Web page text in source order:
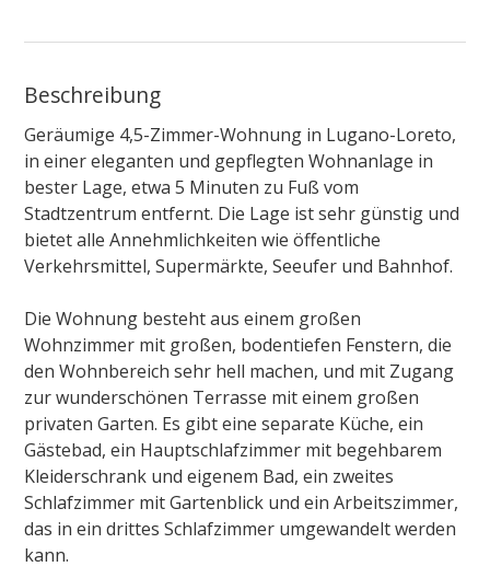
Beschreibung
Geräumige 4,5-Zimmer-Wohnung in Lugano-Loreto,
in einer eleganten und gepflegten Wohnanlage in
bester Lage, etwa 5 Minuten zu Fuß vom
Stadtzentrum entfernt. Die Lage ist sehr günstig und
bietet alle Annehmlichkeiten wie öffentliche
Verkehrsmittel, Supermärkte, Seeufer und Bahnhof.
Die Wohnung besteht aus einem großen
Wohnzimmer mit großen, bodentiefen Fenstern, die
den Wohnbereich sehr hell machen, und mit Zugang
zur wunderschönen Terrasse mit einem großen
privaten Garten. Es gibt eine separate Küche, ein
Gästebad, ein Hauptschlafzimmer mit begehbarem
Kleiderschrank und eigenem Bad, ein zweites
Schlafzimmer mit Gartenblick und ein Arbeitszimmer,
das in ein drittes Schlafzimmer umgewandelt werden
kann.